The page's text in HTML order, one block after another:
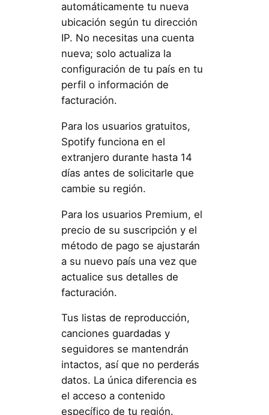
automáticamente tu nueva
ubicación según tu dirección
IP. No necesitas una cuenta
nueva; solo actualiza la
configuración de tu país en tu
perfil o información de
facturación.
Para los usuarios gratuitos,
Spotify funciona en el
extranjero durante hasta 14
días antes de solicitarle que
cambie su región.
Para los usuarios Premium, el
precio de su suscripción y el
método de pago se ajustarán
a su nuevo país una vez que
actualice sus detalles de
facturación.
Tus listas de reproducción,
canciones guardadas y
seguidores se mantendrán
intactos, así que no perderás
datos. La única diferencia es
el acceso a contenido
específico de tu región.